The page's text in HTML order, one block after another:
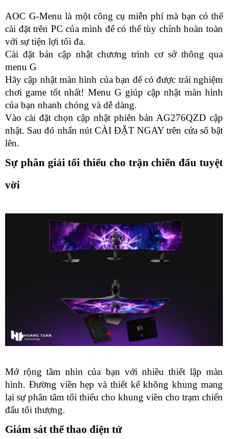
AOC G-Menu là một công cụ miễn phí mà bạn có thể
cài đặt trên PC của mình để có thể tùy chỉnh hoàn toàn
với sự tiện lợi tối đa.
Cài đặt bản cập nhật chương trình cơ sở thông qua
menu G
Hãy cập nhật màn hình của bạn để có được trải nghiệm
chơi game tốt nhất! Menu G giúp cập nhật màn hình
của bạn nhanh chóng và dễ dàng.
Vào cài đặt chọn cập nhật phiên bản AG276QZD cập
nhật. Sau đó nhấn nút CÀI ĐẶT NGAY trên cửa sổ bật
lên.
Sự phân giải tối thiểu cho trận chiến đấu tuyệt
vời
Mở rộng tầm nhìn của bạn với nhiều thiết lập màn
hình. Đường viền hẹp và thiết kế không khung mang
lại sự phân tâm tối thiểu cho khung viền cho trạm chiến
đấu tối thượng.
Giám sát thể thao điện tử